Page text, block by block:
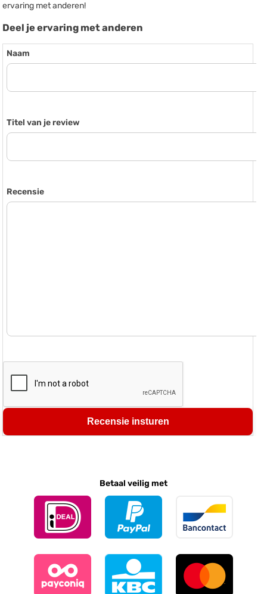
ervaring met anderen!
Deel je ervaring met anderen
Naam
Titel van je review
Recensie
Recensie insturen
Betaal veilig met